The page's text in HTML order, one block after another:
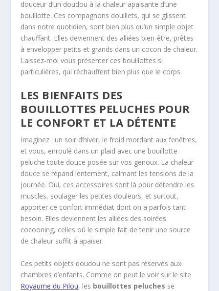
douceur d’un doudou à la chaleur apaisante d’une
bouillotte. Ces compagnons douillets, qui se glissent
dans notre quotidien, sont bien plus qu’un simple objet
chauffant. Elles deviennent des alliées bien-être, prêtes
à envelopper petits et grands dans un cocon de chaleur.
Laissez-moi vous présenter ces bouillottes si
particulières, qui réchauffent bien plus que le corps.
LES BIENFAITS DES
BOUILLOTTES PELUCHES POUR
LE CONFORT ET LA DÉTENTE
Imaginez : un soir d’hiver, le froid mordant aux fenêtres,
et vous, enroulé dans un plaid avec une bouillotte
peluche toute douce posée sur vos genoux. La chaleur
douce se répand lentement, calmant les tensions de la
journée. Oui, ces accessoires sont là pour détendre les
muscles, soulager les petites douleurs, et surtout,
apporter ce confort immédiat dont on a parfois tant
besoin. Elles deviennent les alliées des soirées
cocooning, celles où le simple fait de tenir une source
de chaleur suffit à apaiser.
Ces petits objets doudou ne sont pas réservés aux
chambres d’enfants. Comme on peut le voir sur le site
Royaume du Pilou, les bouillottes peluches se